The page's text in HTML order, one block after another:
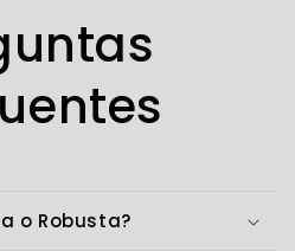
o Robusta?